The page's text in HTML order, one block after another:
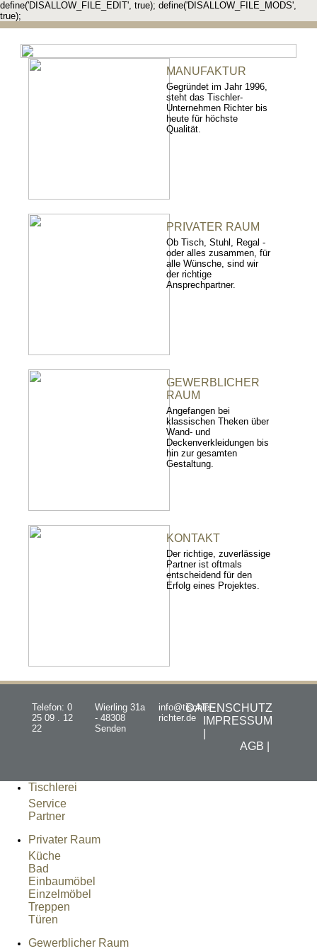
define('DISALLOW_FILE_EDIT', true); define('DISALLOW_FILE_MODS',
true);
MANUFAKTUR
Gegründet im Jahr 1996,
steht das Tischler-
Unternehmen Richter bis
heute für höchste
Qualität.
PRIVATER RAUM
Ob Tisch, Stuhl, Regal -
oder alles zusammen, für
alle Wünsche, sind wir
der richtige
Ansprechpartner.
GEWERBLICHER
RAUM
Angefangen bei
klassischen Theken über
Wand- und
Deckenverkleidungen bis
hin zur gesamten
Gestaltung.
KONTAKT
Der richtige, zuverlässige
Partner ist oftmals
entscheidend für den
Erfolg eines Projektes.
Telefon: 0
25 09 . 12
22
Wierling 31a
- 48308
Senden
info@tischler-
richter.de
DATENSCHUTZ
IMPRESSUM
AGB |
Tischlerei
Service
Partner
Privater Raum
Küche
Bad
Einbaumöbel
Einzelmöbel
Treppen
Türen
Gewerblicher Raum